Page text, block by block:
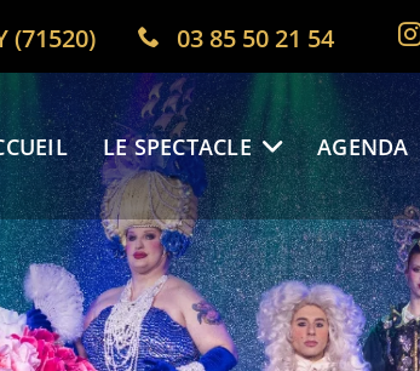
(71520) 03 85 50 21 54
LE SPECTACLE AGENDA